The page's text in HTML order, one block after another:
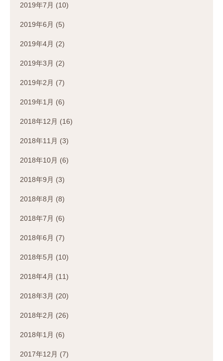
2019年7月 (10)
2019年6月 (5)
2019年4月 (2)
2019年3月 (2)
2019年2月 (7)
2019年1月 (6)
2018年12月 (16)
2018年11月 (3)
2018年10月 (6)
2018年9月 (3)
2018年8月 (8)
2018年7月 (6)
2018年6月 (7)
2018年5月 (10)
2018年4月 (11)
2018年3月 (20)
2018年2月 (26)
2018年1月 (6)
2017年12月 (7)